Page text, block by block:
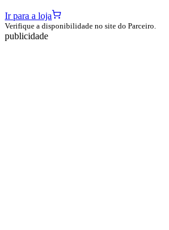
Ir para a loja
Verifique a disponibilidade no site do Parceiro.
publicidade